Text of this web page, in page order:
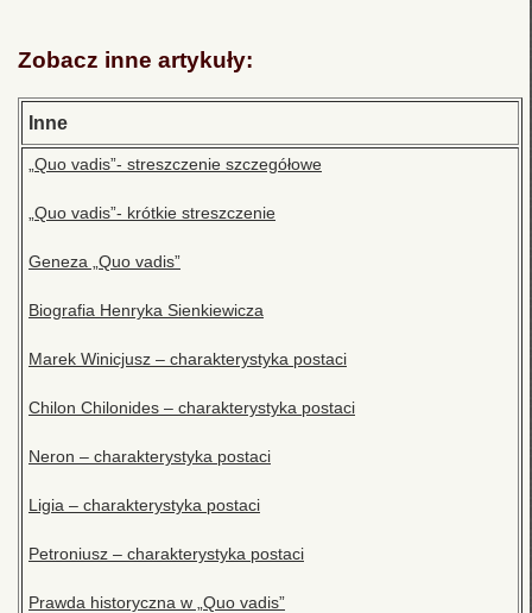
Zobacz inne artykuły:
Inne
„Quo vadis”- streszczenie szczegółowe
„Quo vadis”- krótkie streszczenie
Geneza „Quo vadis”
Biografia Henryka Sienkiewicza
Marek Winicjusz – charakterystyka postaci
Chilon Chilonides – charakterystyka postaci
Neron – charakterystyka postaci
Ligia – charakterystyka postaci
Petroniusz – charakterystyka postaci
Prawda historyczna w „Quo vadis”